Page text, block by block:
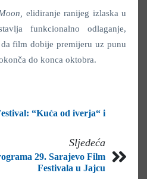
elidiranje ranijeg izlaska u
funkcionalno odlaganje,
film dobije premijeru uz punu
do konca oktobra.
“Kuća od iverja“ i
Sljedeća
29. Sarajevo Film
Festivala u Jajcu